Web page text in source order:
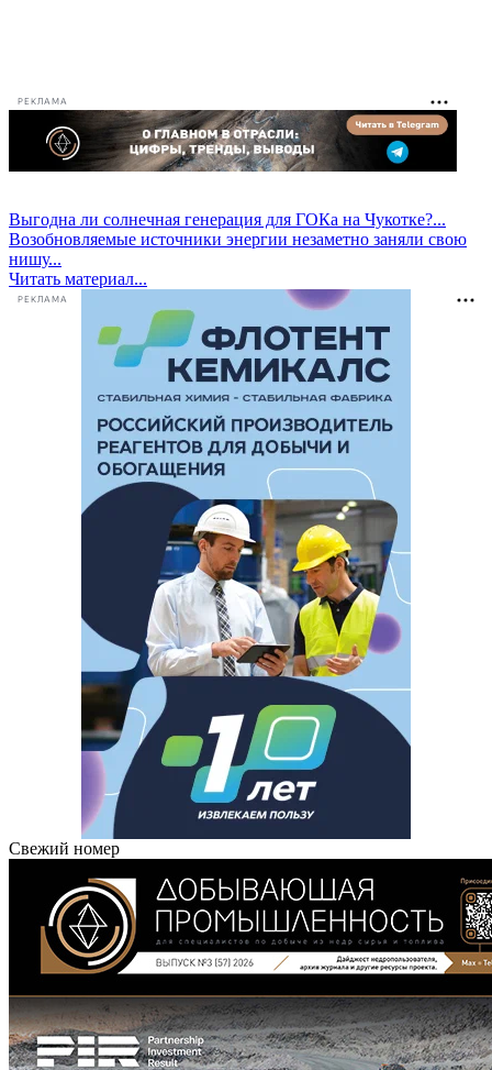
РЕКЛАМА
Выгодна ли солнечная генерация для ГОКа на Чукотке?...
Возобновляемые источники энергии незаметно заняли свою
нишу...
Читать материал...
РЕКЛАМА
Свежий номер